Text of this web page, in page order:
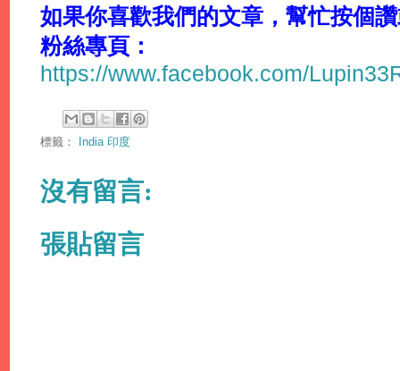
如果你喜歡我們的文章，幫忙按個
粉絲專頁：
https://www.facebook.com/
標籤： India 印度
沒有留言:
張貼留言